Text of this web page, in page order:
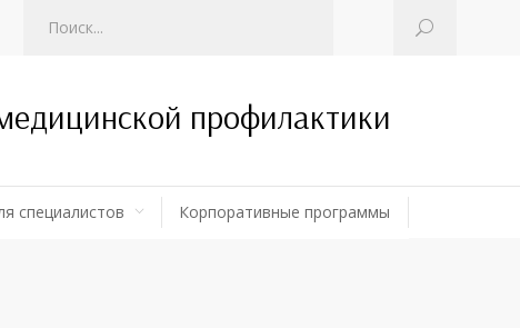
профилактики
специалистов Корпоративные программы